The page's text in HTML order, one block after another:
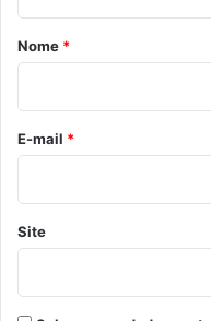
r
o
*
Nome *
E-mail *
Site